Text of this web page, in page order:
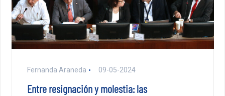
Fernanda Araneda 09-05-2024
Entre resignación y molestia: las